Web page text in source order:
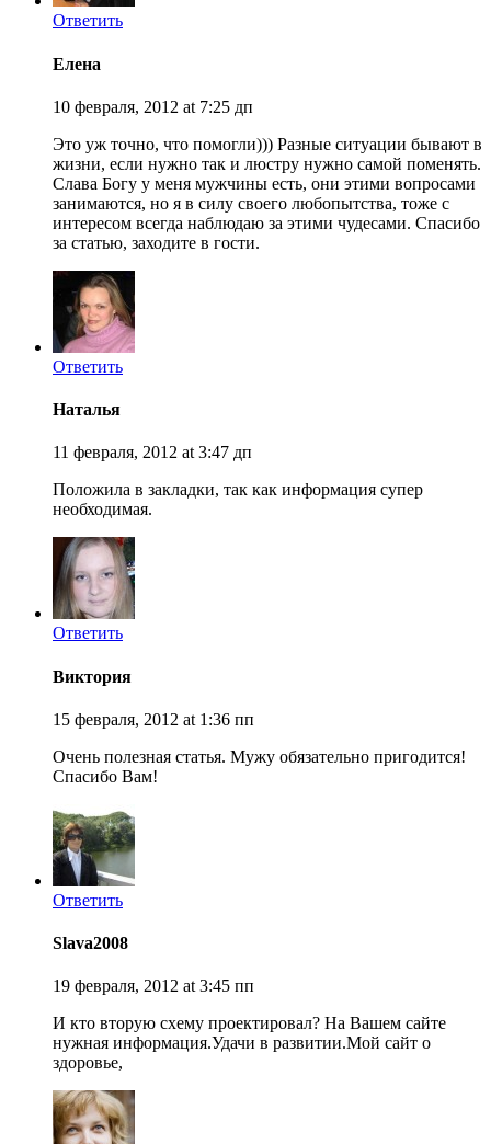
Ответить
Елена
10 февраля, 2012 at 7:25 дп
Это уж точно, что помогли))) Разные ситуации бывают в
жизни, если нужно так и люстру нужно самой поменять.
Слава Богу у меня мужчины есть, они этими вопросами
занимаются, но я в силу своего любопытства, тоже с
интересом всегда наблюдаю за этими чудесами. Спасибо
за статью, заходите в гости.
Ответить
Наталья
11 февраля, 2012 at 3:47 дп
Положила в закладки, так как информация супер
необходимая.
Ответить
Виктория
15 февраля, 2012 at 1:36 пп
Очень полезная статья. Мужу обязательно пригодится!
Спасибо Вам!
Ответить
Slava2008
19 февраля, 2012 at 3:45 пп
И кто вторую схему проектировал? На Вашем сайте
нужная информация.Удачи в развитии.Мой сайт о
здоровье,